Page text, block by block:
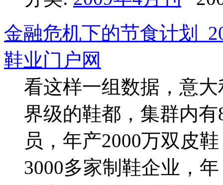
金融危机下的节食计划
鞋业门户网
看这样一组数据，意
界级的鞋都，集群内
员，年产2000万双皮
3000多家制鞋企业，年